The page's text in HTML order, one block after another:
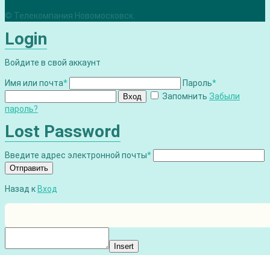
© Телекомпания Новомосковск.
Login
Войдите в свой аккаунт
Имя или почта* Пароль*
Вход Запомнить Забыли
пароль?
Lost Password
Введите адрес электронной почты*
Отправить
Назад к Вход
Insert